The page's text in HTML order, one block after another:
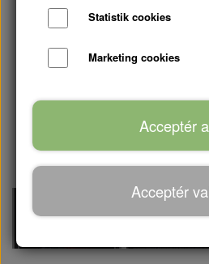
Statistik cookies
Marketing cookies
Acceptér
Acceptér